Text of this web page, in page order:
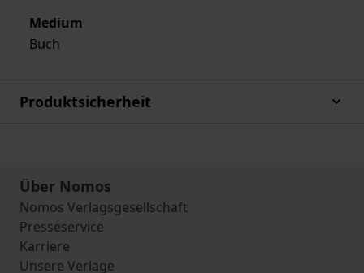
Medium
Buch
Produktsicherheit
Über Nomos
Nomos Verlagsgesellschaft
Presseservice
Karriere
Unsere Verlage